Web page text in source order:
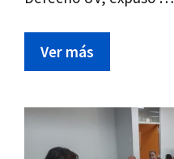
Ver más